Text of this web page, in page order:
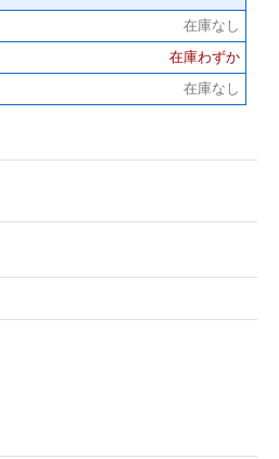
在庫なし
在庫わずか
在庫なし